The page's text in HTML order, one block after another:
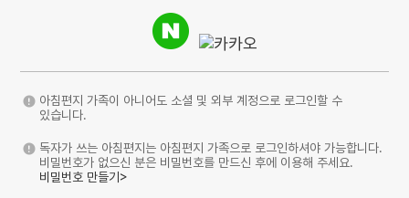
아침편지 가족이 아니어도 소셜 및 외부 계정으로 로그인할 수
있습니다.
독자가 쓰는 아침편지는 아침편지 가족으로 로그인하셔야 가능합니다.
비밀번호가 없으신 분은 비밀번호를 만드신 후에 이용해 주세요.
비밀번호 만들기>